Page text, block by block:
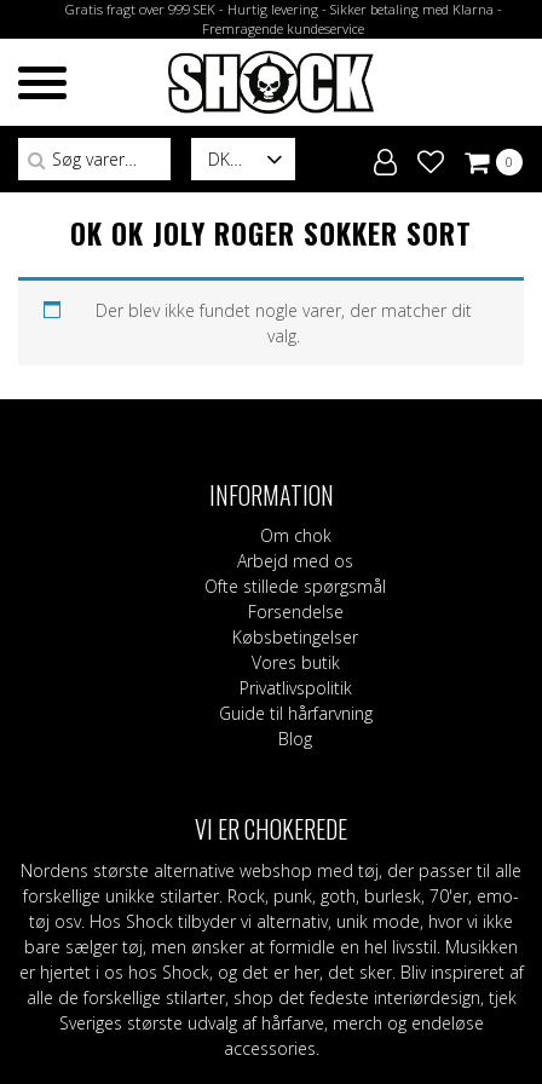
Gratis fragt over 999 SEK - Hurtig levering - Sikker betaling med Klarna -
Fremragende kundeservice
DK
Søg efter:
0
OK OK JOLY ROGER SOKKER SORT
Der blev ikke fundet nogle varer, der matcher dit
valg.
INFORMATION
Om chok
Arbejd med os
Ofte stillede spørgsmål
Forsendelse
Købsbetingelser
Vores butik
Privatlivspolitik
Guide til hårfarvning
Blog
VI ER CHOKEREDE
Nordens største alternative webshop med tøj, der passer til alle
forskellige unikke stilarter. Rock, punk, goth, burlesk, 70'er, emo-
tøj osv. Hos Shock tilbyder vi alternativ, unik mode, hvor vi ikke
bare sælger tøj, men ønsker at formidle en hel livsstil. Musikken
er hjertet i os hos Shock, og det er her, det sker. Bliv inspireret af
alle de forskellige stilarter, shop det fedeste interiørdesign, tjek
Sveriges største udvalg af hårfarve, merch og endeløse
accessories.